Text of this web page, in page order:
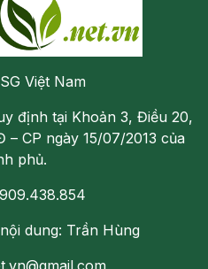
Việt Nam
định tại Khoản 3, Điều 20,
CP ngày 15/07/2013 của
phủ.
dung: Trần Hùng